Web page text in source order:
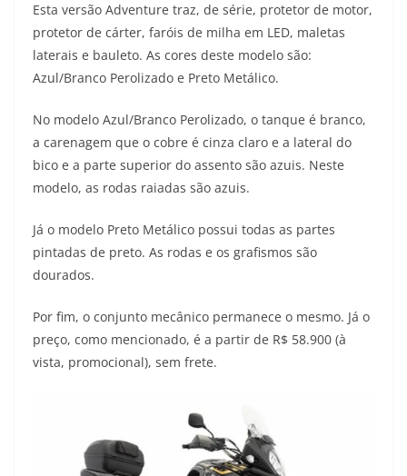
s
p
p
g
r
a
m
b
o
k
t
e
r
L
n
k
Esta versão Adventure traz, de série, protetor de motor,
protetor de cárter, faróis de milha em LED, maletas
laterais e bauleto. As cores deste modelo são:
Azul/Branco Perolizado e Preto Metálico.
No modelo Azul/Branco Perolizado, o tanque é branco,
a carenagem que o cobre é cinza claro e a lateral do
bico e a parte superior do assento são azuis. Neste
modelo, as rodas raiadas são azuis.
Já o modelo Preto Metálico possui todas as partes
pintadas de preto. As rodas e os grafismos são
dourados.
Por fim, o conjunto mecânico permanece o mesmo. Já o
preço, como mencionado, é a partir de R$ 58.900 (à
vista, promocional), sem frete.